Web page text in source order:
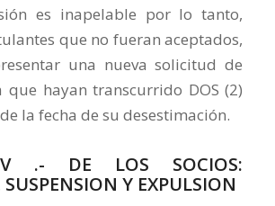
es inapelable por lo tanto,
que no fueran aceptados,
una nueva solicitud de
que hayan transcurrido DOS (2)
la fecha de su desestimación.
.- DE LOS SOCIOS:
Y EXPULSION